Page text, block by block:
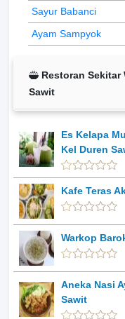
Sayur Babanci
Ayam Sampyok
Restoran Sekitar
Sawit
Es Kelapa
Kel Duren
Kafe Teras
Warkop
Aneka Nasi
Sawit